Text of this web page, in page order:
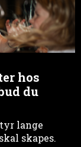
hos
du
lange
skapes.